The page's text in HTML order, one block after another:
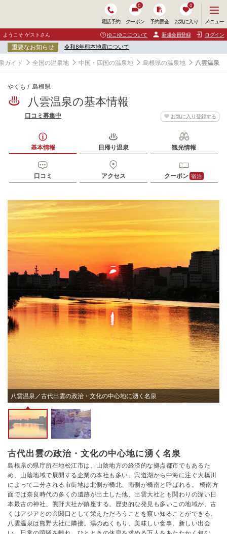
電話予約 クーポン
0
予約照会 お気に入り
0
ニ
ュ
ー
開
く
メニュー
ようこそ ゲストさん ゆこゆこについて 新規会員登録 ログイン
重要なお知らせ 令和8年熊本地震について
ガイド 全国の温泉地 中国・四国の温泉地 島根県の温泉地 八雲温泉
やくも 島根県
八雲温泉の基本情報
お気に入り登録する
口コミ募集中
基本情報 日帰り温泉 観光情報
口コミ アクセス クーポン 宿泊
八雲温泉／古代出雲の政治・文化の中心地に湧く名泉
古代出雲の政治・文化の中心地に湧く名泉
島根県の県庁所在地松江市は、山陰地方の経済的な拠点都市でもあるた
め、山陰地域で展開する企業の本社も多い。宍道湖から中海に注ぐ大橋川
によって二分される市街地は北側が橋北、南側が橋南と呼ばれる。 橋南方
面では奈良時代の多くの遺跡が出土した他、出雲大社とも関わりの深い日
本最古の神社、熊野大社が鎮座する。歴史的な発見も多いこの地域が、古
くはアジアとの玄関口として栄えただろうことを窺い知ることができる。
八雲温泉は熊野大社に隣接。湯のぬくもり、美味しい食事、新しい出会